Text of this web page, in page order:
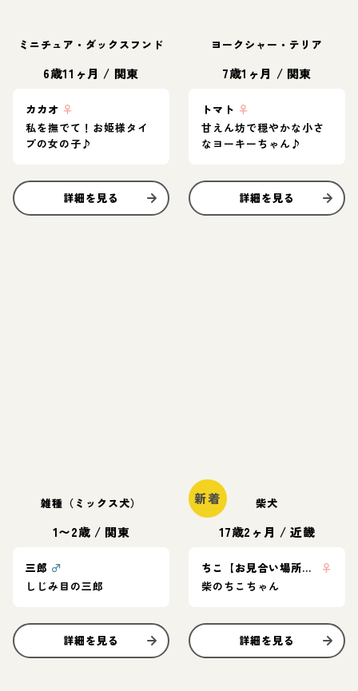
ミニチュア・ダックスフンド
6歳11ヶ月 / 関東
カカオ ♀
私を撫でて！お姫様タイ
プの女の子♪
詳細を見る
ヨークシャー・テリア
7歳1ヶ月 / 関東
トマト ♀
甘えん坊で穏やかな小さ
なヨーキーちゃん♪
詳細を見る
雑種（ミックス犬）
1〜2歳 / 関東
三郎 ♂
しじみ目の三郎
詳細を見る
新着 柴犬
17歳2ヶ月 /近畿
ちこ【お見合い場所：大阪or東京】
♀
柴のちこちゃん
詳細を見る